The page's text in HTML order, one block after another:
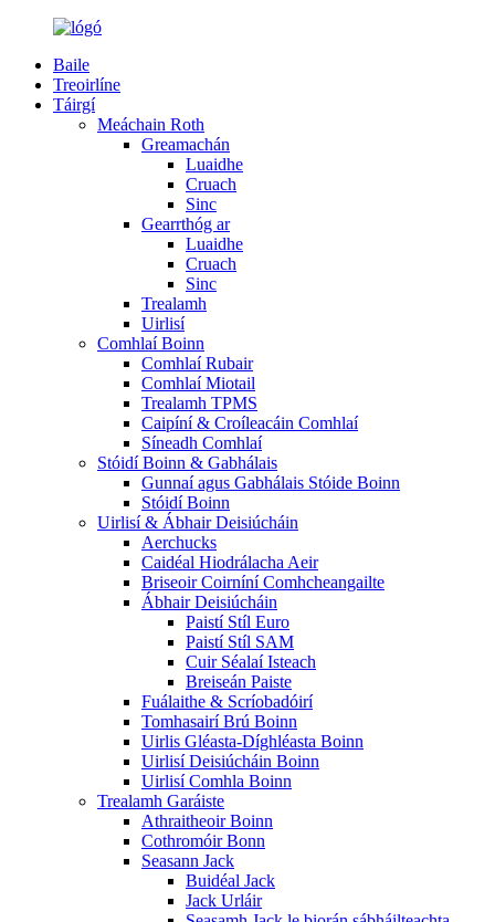
Baile
Treoirlíne
Táirgí
Meáchain Roth
Greamachán
Luaidhe
Cruach
Sinc
Gearrthóg ar
Luaidhe
Cruach
Sinc
Trealamh
Uirlisí
Comhlaí Boinn
Comhlaí Rubair
Comhlaí Miotail
Trealamh TPMS
Caipíní & Croíleacáin Comhlaí
Síneadh Comhlaí
Stóidí Boinn & Gabhálais
Gunnaí agus Gabhálais Stóide Boinn
Stóidí Boinn
Uirlisí & Ábhair Deisiúcháin
Aerchucks
Caidéal Hiodrálacha Aeir
Briseoir Coirníní Comhcheangailte
Ábhair Deisiúcháin
Paistí Stíl Euro
Paistí Stíl SAM
Cuir Séalaí Isteach
Breiseán Paiste
Fuálaithe & Scríobadóirí
Tomhasairí Brú Boinn
Uirlis Gléasta-Díghléasta Boinn
Uirlisí Deisiúcháin Boinn
Uirlisí Comhla Boinn
Trealamh Garáiste
Athraitheoir Boinn
Cothromóir Bonn
Seasann Jack
Buidéal Jack
Jack Urláir